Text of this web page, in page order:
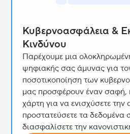
Κυβερνοασφάλεια &
Κινδύνου
Παρέχουμε μια
ψηφιακής σας άμυνας για
ποσοτικοποίηση των
μας προσφέρουν έναν σαφή,
χάρτη για να ενισχύσετε
προστατεύσετε τα δεδομένα
διασφαλίσετε την